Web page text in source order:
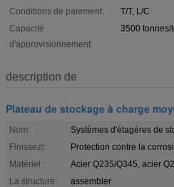
Conditions de paiement:
T/T, L/C
Capacité
d'approvisionnement:
3500 tonnes/
description de
Plateau de stockage à charge
Nom:
Systèmes d'étagères de
Finissez!:
Protection contre la
Matériel:
Acier Q235/Q345, acier
La structure:
assembler